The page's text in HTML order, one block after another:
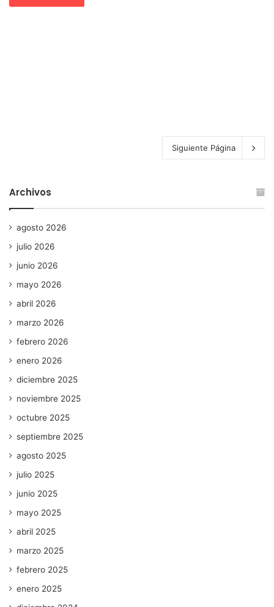
Siguiente Página
Archivos
agosto 2026
julio 2026
junio 2026
mayo 2026
abril 2026
marzo 2026
febrero 2026
enero 2026
diciembre 2025
noviembre 2025
octubre 2025
septiembre 2025
agosto 2025
julio 2025
junio 2025
mayo 2025
abril 2025
marzo 2025
febrero 2025
enero 2025